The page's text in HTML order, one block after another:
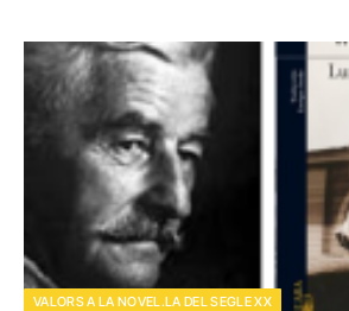
VALORS A LA NOVEL.LA DEL SEGLE XX